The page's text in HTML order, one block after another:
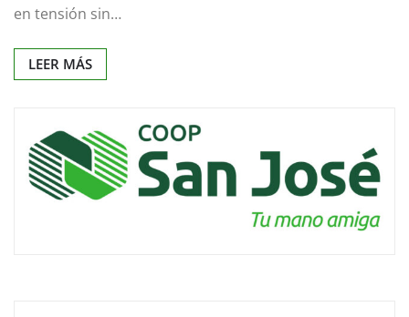
en tensión sin…
LEER MÁS